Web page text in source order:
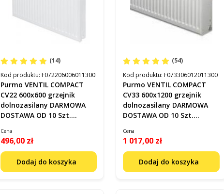
(14)
Kod produktu: F072206006011300
Purmo VENTIL COMPACT
CV22 600x600 grzejnik
dolnozasilany DARMOWA
DOSTAWA OD 10 Szt.
Cena
496,00 zł
Dodaj do koszyka
(54)
Kod produktu:F073306012011300
Purmo VENTIL COMPACT
CV33 600x1200 grzejnik
dolnozasilany DARMOWA
DOSTAWA OD 10 Szt.
Cena
1 017,00 zł
Dodaj do koszyka